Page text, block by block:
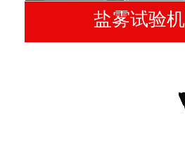
盐雾试验机